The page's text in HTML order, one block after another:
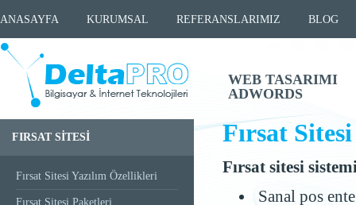
ANASAYFA KURUMSAL REFERANSLARIMIZ BLOG
WEB TASARIMI
ADWORDS
FIRSAT SİTESİ
Fırsat Sitesi Yazılım Özellikleri
Fırsat Sitesi Paketleri
Fırsat Sitesi
Fırsat sitesi
Sanal pos